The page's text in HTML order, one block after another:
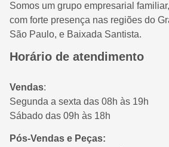
Somos um grupo empresarial
com forte presença nas regiões do
São Paulo, e Baixada Santista.
Horário de atendimento
Vendas:
Segunda a sexta das 08h às 19h
Sábado das 09h às 18h
Pós-Vendas e Peças: